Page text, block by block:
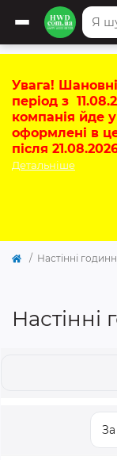
Увага!
період з
компанія йде
оформлені в
після
Детальніше
Настінні